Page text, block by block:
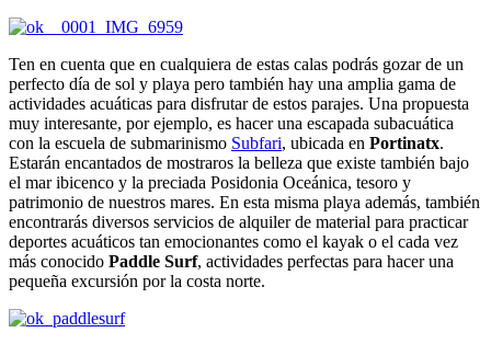
Ten en cuenta que en cualquiera de estas calas podrás gozar de un
perfecto día de sol y playa pero también hay una amplia gama de
actividades acuáticas para disfrutar de estos parajes. Una propuesta
muy interesante, por ejemplo, es hacer una escapada subacuática
con la escuela de submarinismo Subfari, ubicada en Portinatx.
Estarán encantados de mostraros la belleza que existe también bajo
el mar ibicenco y la preciada Posidonia Oceánica, tesoro y
patrimonio de nuestros mares. En esta misma playa además, también
encontrarás diversos servicios de alquiler de material para practicar
deportes acuáticos tan emocionantes como el kayak o el cada vez
más conocido Paddle Surf, actividades perfectas para hacer una
pequeña excursión por la costa norte.